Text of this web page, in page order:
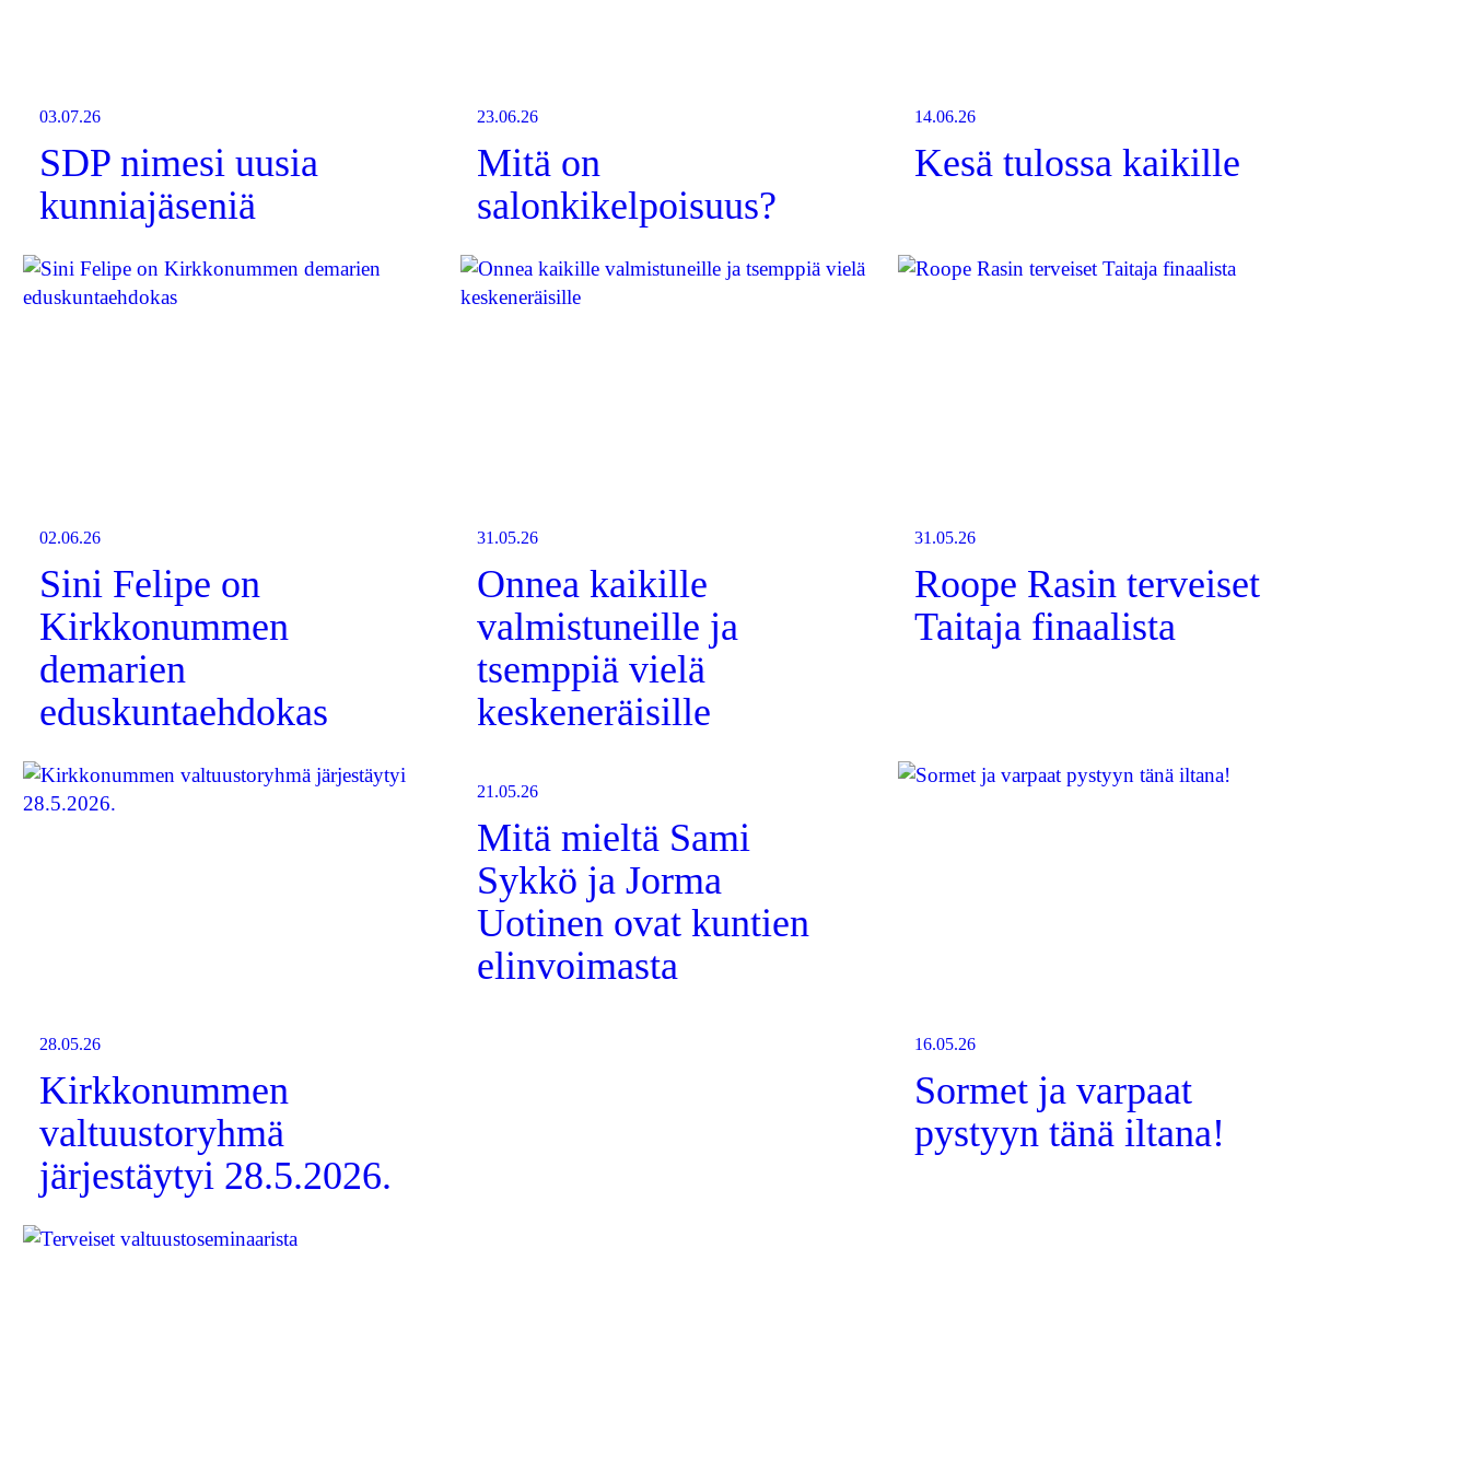
03.07.26
SDP nimesi uusia
kunniajäseniä
23.06.26
Mitä on
salonkikelpoisuus?
14.06.26
Kesä tulossa kaikille
02.06.26
Sini Felipe on
Kirkkonummen
demarien
eduskuntaehdokas
31.05.26
Onnea kaikille
valmistuneille ja
tsemppiä vielä
keskeneräisille
31.05.26
Roope Rasin terveiset
Taitaja finaalista
28.05.26
Kirkkonummen
valtuustoryhmä
järjestäytyi 28.5.2026.
21.05.26
Mitä mieltä Sami
Sykkö ja Jorma
Uotinen ovat kuntien
elinvoimasta
16.05.26
Sormet ja varpaat
pystyyn tänä iltana!